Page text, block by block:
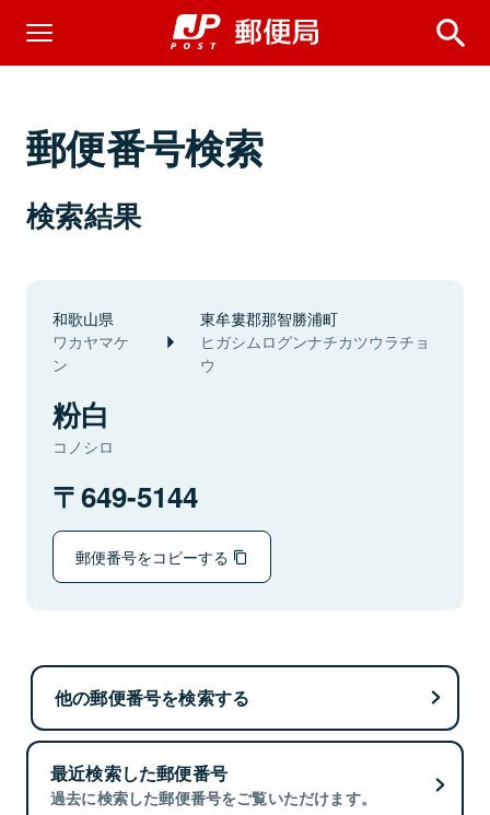
郵便番号検索
検索結果
和歌山県
ワカヤマケ
ン
東牟婁郡那智勝浦町
ヒガシムログンナチカツウラチョ
ウ
粉白
コノシロ
649-5144
郵便番号をコピーする
他の郵便番号を検索する
最近検索した郵便番号
過去に検索した郵便番号をご覧いただけます。